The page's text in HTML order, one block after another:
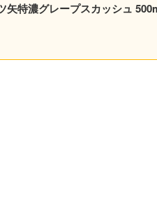
矢特濃グレープスカッシュ